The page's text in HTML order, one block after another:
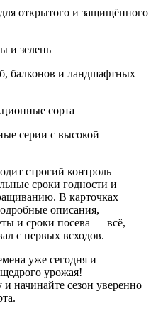
открытого и защищённого
и зелень
балконов и ландшафтных
сорта
серии с высокой
строгий контроль
сроки годности и
В карточках
описания,
и сроки посева — всё,
с первых всходов.
уже сегодня и
урожая!
и начинайте сезон уверенно